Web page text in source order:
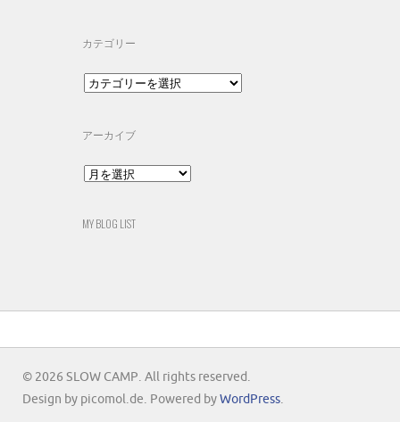
カテゴリー
カ
ーアーカイブ
ア
ー
ブMY BLOG LIST
© 2026 SLOW CAMP. All rights reserved.
Design by picomol.de. Powered by WordPress